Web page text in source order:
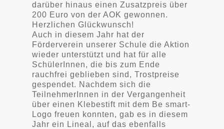
darüber hinaus einen Zusatzpreis über
200 Euro von der AOK gewonnen.
Herzlichen Glückwunsch!
Auch in diesem Jahr hat der
Förderverein unserer Schule die Aktion
wieder unterstützt und hat für alle
SchülerInnen, die bis zum Ende
rauchfrei geblieben sind, Trostpreise
gespendet. Nachdem sich die
TeilnehmerInnen in der Vergangenheit
über einen Klebestift mit dem Be smart-
Logo freuen konnten, gab es in diesem
Jahr ein Lineal, auf das ebenfalls